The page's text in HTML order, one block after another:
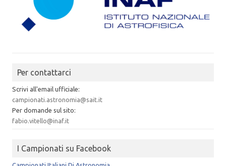
Per contattarci
Scrivi all'email ufficiale:
campionati.astronomia@sait.it
Per domande sul sito:
fabio.vitello@inaf.it
I Campionati su Facebook